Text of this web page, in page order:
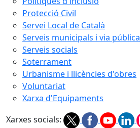
Protecció Civil
Servei Local de Català
Serveis municipals i via pública
Serveis socials
Soterrament
Urbanisme i llicències d'obres
Voluntariat
Xarxa d'Equipaments
Xarxes socials: